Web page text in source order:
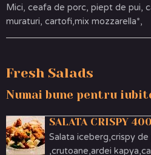
Mici, ceafa de porc, piept de pui,
muraturi, cartofi,mix mozzarella*,
Fresh Salads
Numai bune pentru
SALATA CRISPY
Salata iceberg,crispy de
,crutoane,ardei